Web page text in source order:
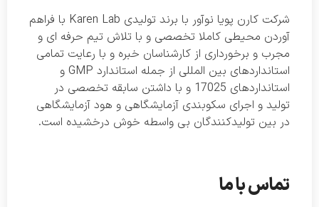
تماس با ما
شرکت کارن پویا نوآور با برند تولیدی Karen Lab با فراهم
آوردن محیطی کاملا تخصصی و با تلاش تیم حرفه ای و
مجرب و برخورداری از کارشناسان خبره و با رعایت تمامی
استانداردهای بین المللی از جمله استاندارد GMP و
استانداردهای 17025 و با داشتن سابقه تخصصی در
تولید و اجرای سکوبندی آزمایشگاهی و هود آزمایشگاهی
در بین تولیدکنندگان بی واسطه خوش درخشیده است.